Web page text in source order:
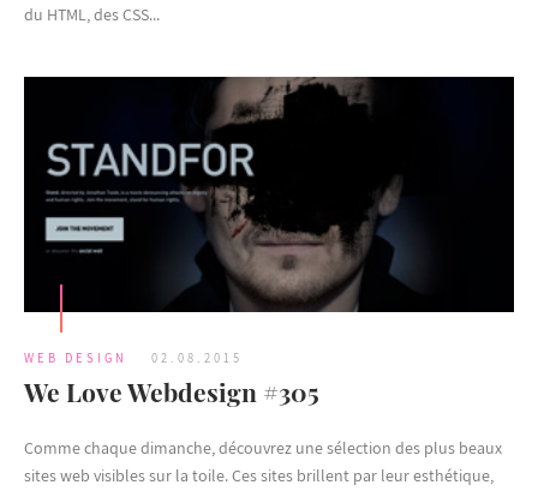
du HTML, des CSS...
WEB DESIGN 02.08.2015
We Love Webdesign #305
Comme chaque dimanche, découvrez une sélection des plus beaux
sites web visibles sur la toile. Ces sites brillent par leur esthétique,